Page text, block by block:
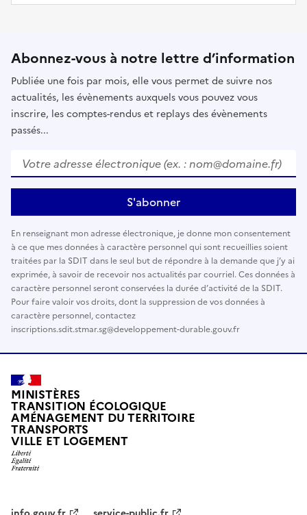
Abonnez-vous à notre lettre d’information
Publiée une fois par mois, elle vous permet de suivre nos
actualités, les évènements auxquels vous pouvez vous
inscrire, les comptes-rendus et replays des évènements
passés...
Votre adresse électronique (ex. : nom@domaine.fr)*
S'abonner
En renseignant mon adresse électronique, je donne mon consentement
à ce que mes données à caractère personnel qui sont recueillies soient
traitées par la SDIT dans le seul but de répondre à la demande que j’y ai
exprimée, à savoir de recevoir nos actualités par courriel. Ces données à
caractère personnel seront conservées la durée d’activité de la SDIT.
Pour faire valoir vos droits, dont la suppression de vos données à
caractère personnel, contactez
inscriptions.sdit.stmar.sg@developpement-durable.gouv.fr
MINISTÈRES
TRANSITION ÉCOLOGIQUE
AMÉNAGEMENT DU TERRITOIRE
TRANSPORTS
VILLE ET LOGEMENT